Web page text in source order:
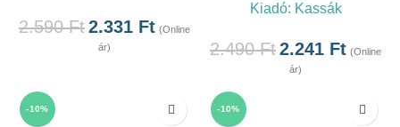
2.590Ft2.331 Ft (Online
ár)
Kiadó: Kassák
2.490Ft2.241 Ft (Online
ár)
-10% -10%